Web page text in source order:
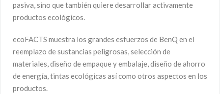
pasiva, sino que también quiere desarrollar activamente
productos ecológicos.
ecoFACTS muestra los grandes esfuerzos de BenQ en el
reemplazo de sustancias peligrosas, selección de
materiales, diseño de empaque y embalaje, diseño de ahorro
de energía, tintas ecológicas así como otros aspectos en los
productos.